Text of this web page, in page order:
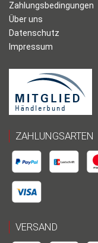
Zahlungsbedingungen
Über uns
Datenschutz
Impressum
ZAHLUNGSARTEN
VERSAND